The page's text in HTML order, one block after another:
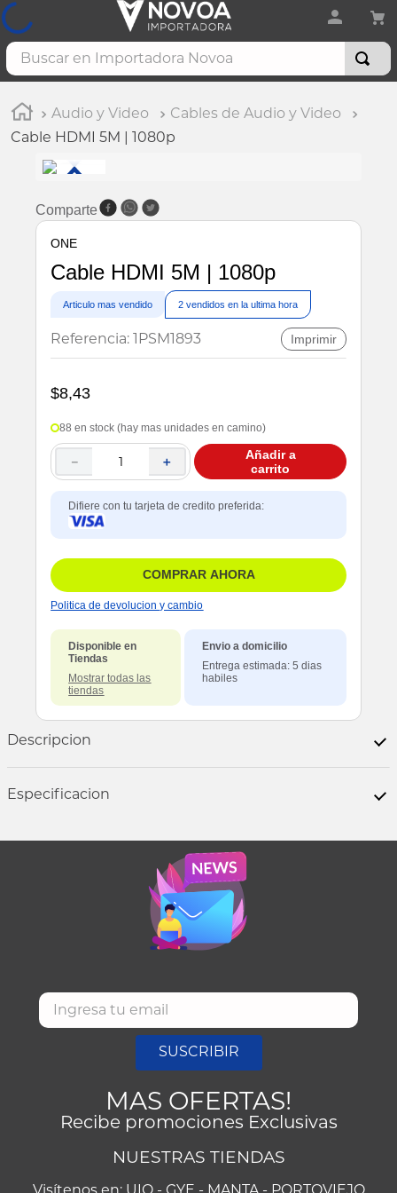
Audio y Video
Cables de Audio y Video
Cable HDMI 5M | 1080p
Comparte
ONE
Cable HDMI 5M | 1080p
Articulo mas vendido 2 vendidos en la ultima hora
Referencia:1PSM1893 Imprimir
$8,43
88 en stock (hay mas unidades en camino)
＋
－
Añadir a
carrito
Difiere con tu tarjeta de credito preferida:
COMPRAR AHORA
Politica de devolucion y cambio
Disponible en
Tiendas
Mostrar todas las
tiendas
Envio a domicilio
Entrega estimada: 5 dias
habiles
Descripcion
Especificacion
SUSCRIBIR
MAS OFERTAS!
Recibe promociones Exclusivas
NUESTRAS TIENDAS